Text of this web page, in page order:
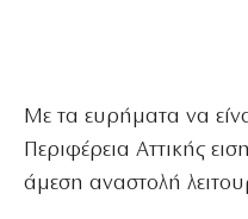
Με τα ευρήματα να
Περιφέρεια Αττικής
άμεση αναστολή